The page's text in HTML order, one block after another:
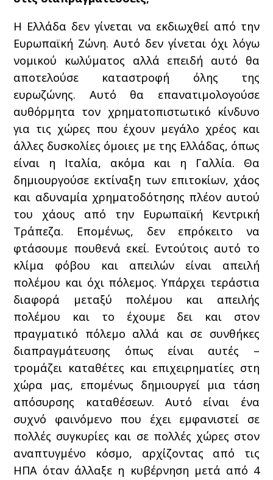
Η Ελλάδα δεν γίνεται να εκδιωχθεί από την
Ευρωπαϊκή Ζώνη. Αυτό δεν γίνεται όχι λόγω
νομικού κωλύματος αλλά επειδή αυτό θα
αποτελούσε καταστροφή όλης της
ευρωζώνης. Αυτό θα επανατιμολογούσε
αυθόρμητα τον χρηματοπιστωτικό κίνδυνο
για τις χώρες που έχουν μεγάλο χρέος και
άλλες δυσκολίες όμοιες με της Ελλάδας, όπως
είναι η Ιταλία, ακόμα και η Γαλλία. Θα
δημιουργούσε εκτίναξη των επιτοκίων, χάος
και αδυναμία χρηματοδότησης πλέον αυτού
του χάους από την Ευρωπαϊκή Κεντρική
Τράπεζα. Επομένως, δεν επρόκειτο να
φτάσουμε πουθενά εκεί. Εντούτοις αυτό το
κλίμα φόβου και απειλών είναι απειλή
πολέμου και όχι πόλεμος. Υπάρχει τεράστια
διαφορά μεταξύ πολέμου και απειλής
πολέμου και το έχουμε δει και στον
πραγματικό πόλεμο αλλά και σε συνθήκες
διαπραγμάτευσης όπως είναι αυτές –
τρομάζει καταθέτες και επιχειρηματίες στη
χώρα μας, επομένως δημιουργεί μια τάση
απόσυρσης καταθέσεων. Αυτό είναι ένα
συχνό φαινόμενο που έχει εμφανιστεί σε
πολλές συγκυρίες και σε πολλές χώρες στον
αναπτυγμένο κόσμο, αρχίζοντας από τις
ΗΠΑ όταν άλλαξε η κυβέρνηση μετά από 4